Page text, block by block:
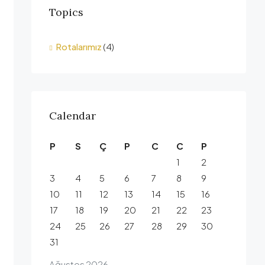
Topics
Rotalarımız (4)
Calendar
P S Ç P C C
P
1
2
3
4 5 6 7 8
9
10
11 12 13 14 15
16
17
18 19 20 21 22
23
24
25 26 27 28 29
30
31